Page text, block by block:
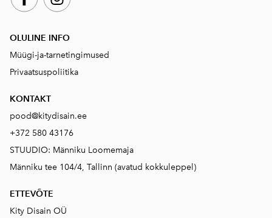
OLULINE INFO
Müügi-ja-tarnetingimused
Privaatsuspoliitika
KONTAKT
pood@kitydisain.ee
+372 580 43176
STUUDIO: Männiku Loomemaja
Männiku tee 104/4, Tallinn (avatud kokkuleppel)
ETTEVÕTE
Kity Disain OÜ